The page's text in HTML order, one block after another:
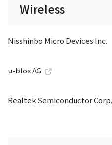
Wireless
Nisshinbo Micro Devices Inc.
u-blox AG
Realtek Semiconductor Corp.